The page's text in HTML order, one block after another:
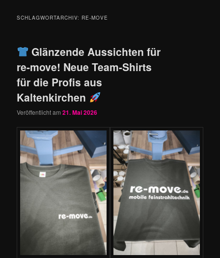
SCHLAGWORTARCHIV: RE-MOVE
Glänzende Aussichten für
re-move! Neue Team-Shirts
für die Profis aus
Kaltenkirchen
Veröffentlicht am21. Mai 2026